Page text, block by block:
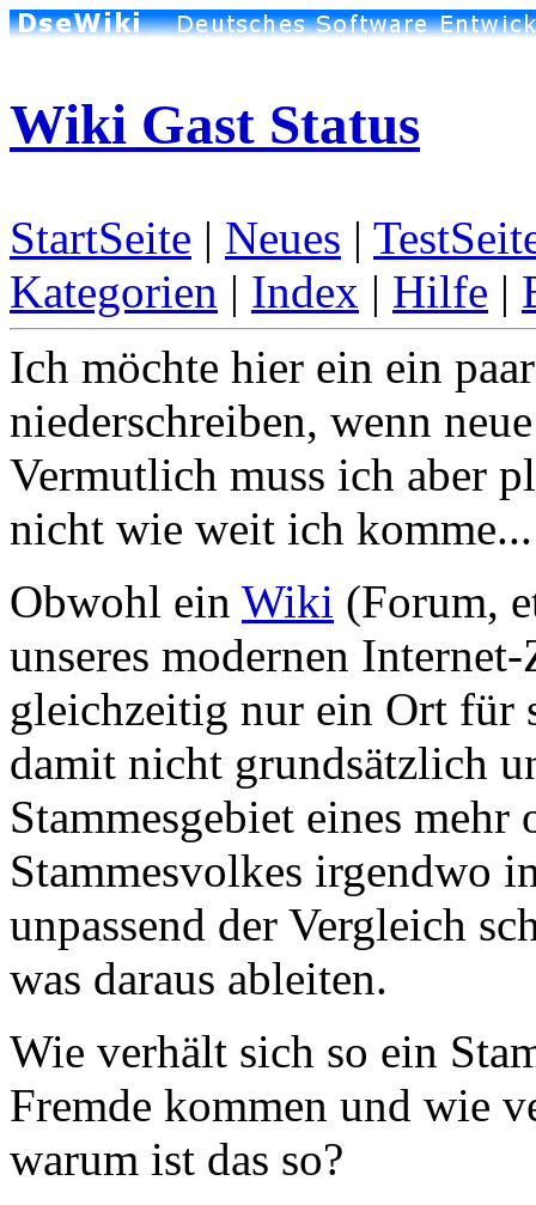
Wiki Gast Status
StartSeite | Neues |
Kategorien | Index | Hilfe |
Ich möchte hier ein ein
niederschreiben, wenn
Vermutlich muss ich aber
nicht wie weit ich
Obwohl ein Wiki (Forum,
unseres modernen
gleichzeitig nur ein Ort für
damit nicht grundsätzlich
Stammesgebiet eines
Stammesvolkes irgendwo
unpassend der Vergleich
was daraus ableiten.
Wie verhält sich so ein
Fremde kommen und wie
warum ist das so?